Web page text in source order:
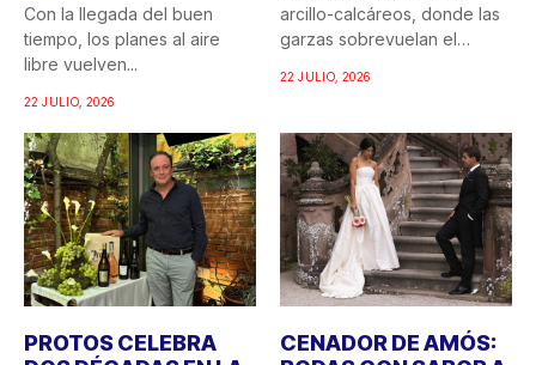
Con la llegada del buen
tiempo, los planes al aire
libre vuelven...
22 JULIO, 2026
arcillo-calcáreos, donde las
garzas sobrevuelan el
22 JULIO, 2026
PROTOS CELEBRA
CENADOR DE AMÓS: